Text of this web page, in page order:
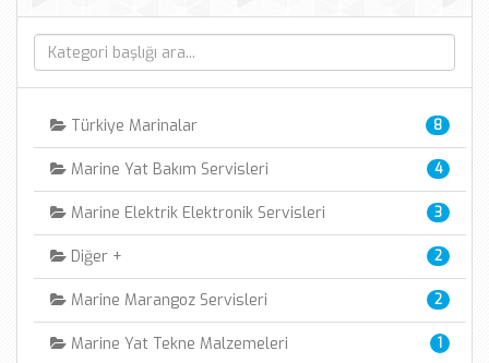
8
Türkiye Marinalar
4
Marine Yat Bakım Servisleri
3
Marine Elektrik Elektronik Servisleri
2
Diğer +
2
Marine Marangoz Servisleri
1
Marine Yat Tekne Malzemeleri